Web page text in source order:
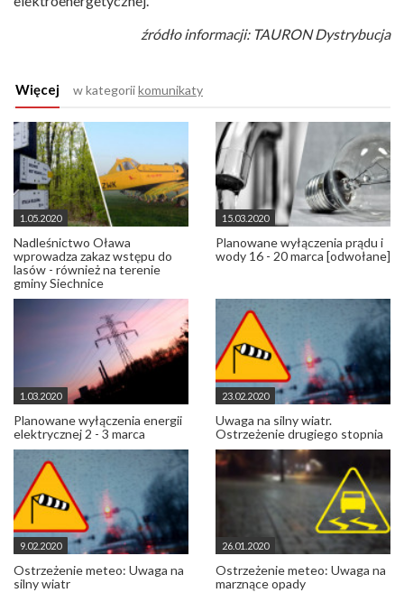
źródło informacji: TAURON Dystrybucja
Więcej w kategoriikomunikaty
1.05.2020
Nadleśnictwo Oława
wprowadza zakaz wstępu do
lasów - również na terenie
gminy Siechnice
15.03.2020
Planowane wyłączenia prądu i
wody 16 - 20 marca [odwołane]
1.03.2020
Planowane wyłączenia energii
elektrycznej 2 - 3 marca
23.02.2020
Uwaga na silny wiatr.
Ostrzeżenie drugiego stopnia
9.02.2020
Ostrzeżenie meteo: Uwaga na
silny wiatr
26.01.2020
Ostrzeżenie meteo: Uwaga na
marznące opady